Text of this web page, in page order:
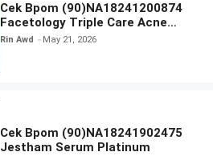
Cek Bpom (90)NA18241200874
Facetology Triple Care Acne
Calm Micellar Water
Rin Awd May 21, 2026
Cek Bpom (90)NA18241902475
Jestham Serum Platinum